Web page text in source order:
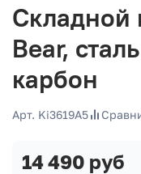
Складной
Bear,
карбон
Арт. Ki3619A5
14 490 руб